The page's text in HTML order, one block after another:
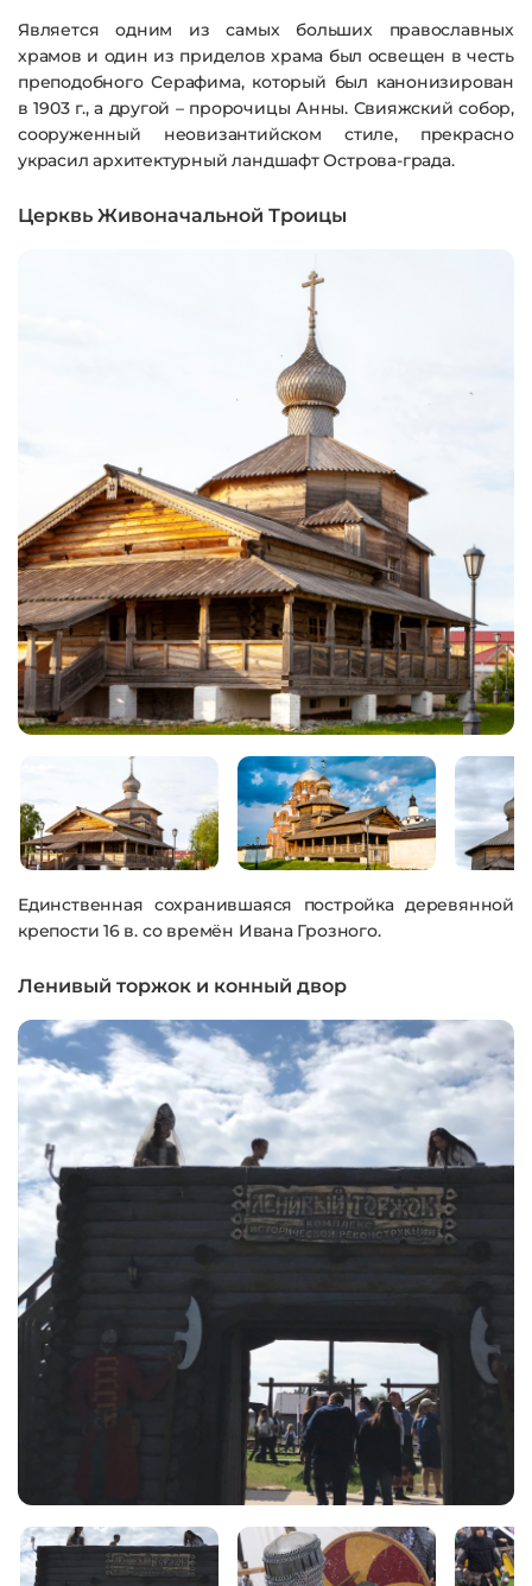
Является одним из самых больших православных
храмов и один из приделов храма был освещен в честь
преподобного Серафима, который был канонизирован
в 1903 г., а другой – пророчицы Анны. Свияжский собор,
сооруженный неовизантийском стиле, прекрасно
украсил архитектурный ландшафт Острова-града.
Церквь Живоначальной Троицы
Единственная сохранившаяся постройка деревянной
крепости 16 в. со времён Ивана Грозного.
Ленивый торжок и конный двор